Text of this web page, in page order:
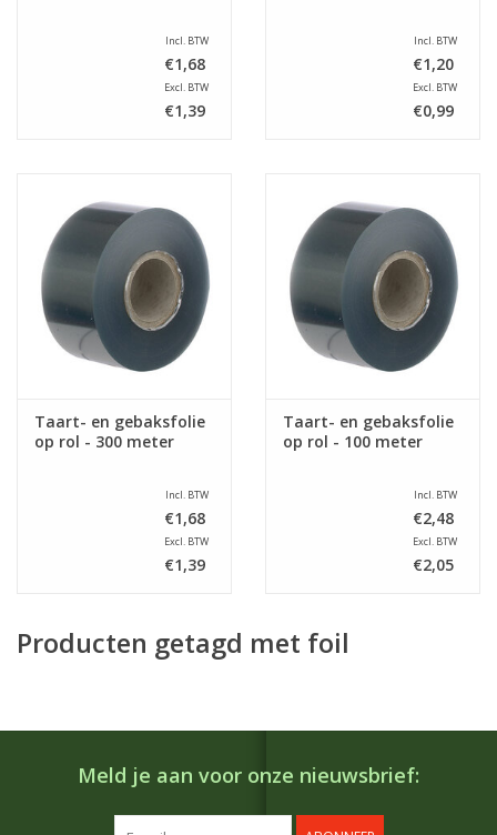
Incl. BTW
€1,68
Excl. BTW
€1,39
Incl. BTW
€1,20
Excl. BTW
€0,99
Taart- en gebaksfolie
op rol - 300 meter
Incl. BTW
€1,68
Excl. BTW
€1,39
Taart- en gebaksfolie
op rol - 100 meter
Incl. BTW
€2,48
Excl. BTW
€2,05
Producten getagd met foil
Meld je aan voor onze nieuwsbrief: